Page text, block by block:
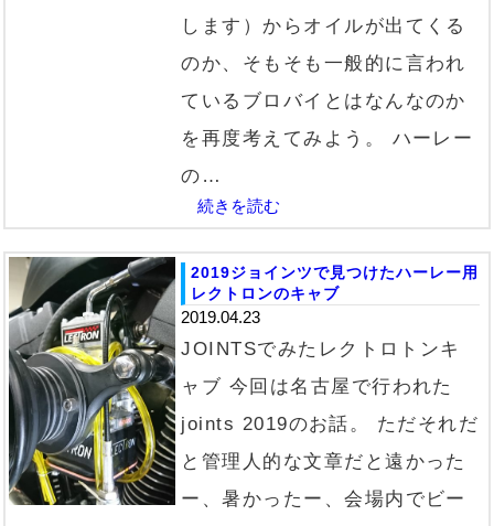
します）からオイルが出てくる
のか、そもそも一般的に言われ
ているブロバイとはなんなのか
を再度考えてみよう。 ハーレー
の…
続きを読む
2019ジョインツで見つけたハーレー用
レクトロンのキャブ
2019.04.23
JOINTSでみたレクトロトンキ
ャブ 今回は名古屋で行われた
joints 2019のお話。 ただそれだ
と管理人的な文章だと遠かった
ー、暑かったー、会場内でビー